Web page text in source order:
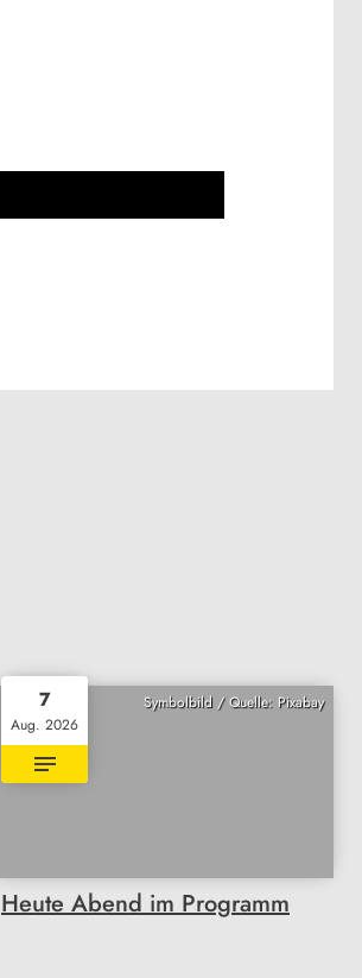
Symbolbild / Quelle: Pixabay
7
Aug. 2026
Heute Abend im Programm